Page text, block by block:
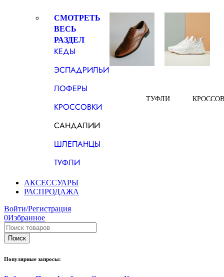
СМОТРЕТЬ
ВЕСЬ
РАЗДЕЛ
КЕДЫ
ЭСПАДРИЛЬИ
ЛОФЕРЫ
КРОССОВКИ
САНДАЛИИ
ШЛЕПАНЦЫ
ТУФЛИ
ТУФЛИ
АКСЕССУАРЫ
РАСПРОДАЖА
Войти/Регистрация
0Избранное
Популярные запросы: